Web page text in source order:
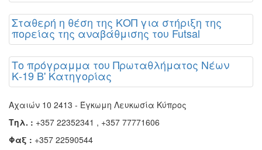
Σταθερή η θέση της ΚΟΠ για στήριξη της
πορείας της αναβάθμισης του Futsal
Το πρόγραμμα του Πρωταθλήματος Νέων
Κ-19 Β' Κατηγορίας
Αχαιών 10 2413 - Έγκωμη Λευκωσία Κύπρος
Τηλ. : +357 22352341 , +357 77771606
Φαξ : +357 22590544